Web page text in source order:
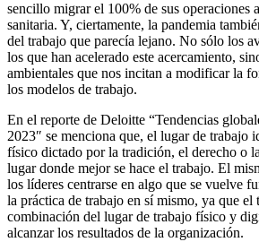
sencillo migrar el 100% de sus operaciones
sanitaria. Y, ciertamente, la pandemia
del trabajo que parecía lejano. No sólo los
los que han acelerado este acercamiento,
ambientales que nos incitan a modificar la
los modelos de trabajo.
En el reporte de Deloitte “Tendencias
2023″ se menciona que, el lugar de trabajo
físico dictado por la tradición, el derecho o
lugar donde mejor se hace el trabajo. El
los líderes centrarse en algo que se vuelve
la práctica de trabajo en sí mismo, ya que el
combinación del lugar de trabajo físico y
alcanzar los resultados de la organización.